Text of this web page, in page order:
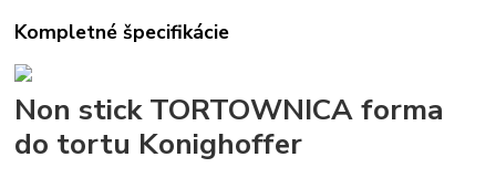
Kompletné špecifikácie
Non stick TORTOWNICA forma
do tortu Konighoffer